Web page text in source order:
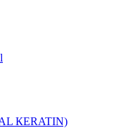
КЕRATIN)